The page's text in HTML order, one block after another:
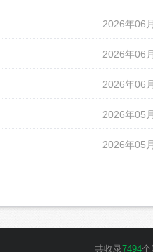
2026年06
2026年06
2026年06
2026年05
2026年05
共收录7494个